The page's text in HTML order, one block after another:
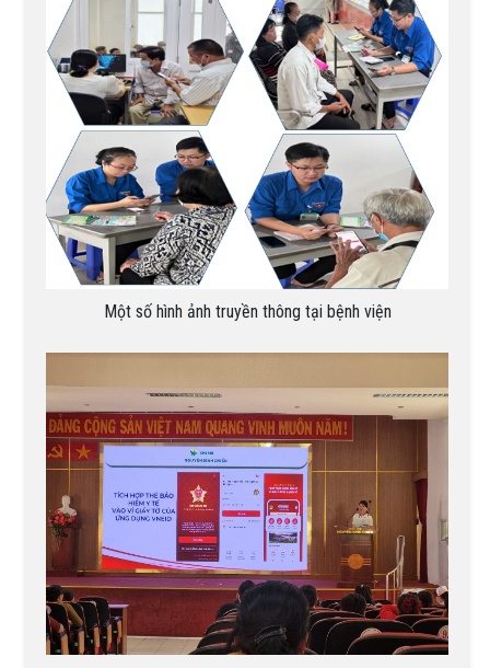
Một số hình ảnh truyền thông tại bệnh viện